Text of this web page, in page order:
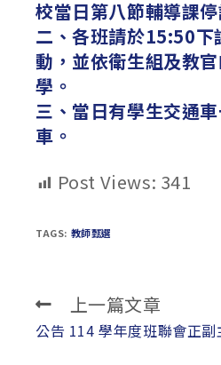
校當日第八節輔導課停
二、各班請於15:50下
動，並依衛生組及教
學。
三、當日有學生交通
車。
Post Views: 341
TAGS: 教師甄選
Read
more
上一篇文章
公告 114 學年度班聯會正